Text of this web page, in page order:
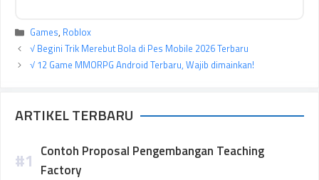
Kategori
Games, Roblox
√ Begini Trik Merebut Bola di Pes Mobile 2026 Terbaru
√ 12 Game MMORPG Android Terbaru, Wajib dimainkan!
ARTIKEL TERBARU
Contoh Proposal Pengembangan Teaching
Factory